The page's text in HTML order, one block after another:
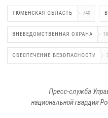
ТЮМЕНСКАЯ ОБЛАСТЬ 749
ВНЕВЕДОМСТВЕННАЯ ОХРАНА
ОБЕСПЕЧЕНИЕ БЕЗОПАСНОСТИ
Пресс-служба
национальной гвардии